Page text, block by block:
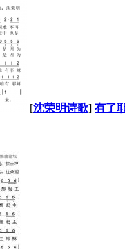
[沈荣明诗歌] 有了